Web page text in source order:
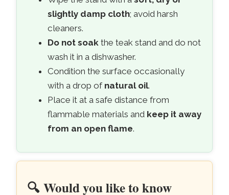
slightly damp cloth; avoid harsh
cleaners.
Do not soak the teak stand and do not
wash it in a dishwasher.
Condition the surface occasionally
with a drop of natural oil.
Place it at a safe distance from
flammable materials and keep it away
from an open flame.
🔍Would you like to know